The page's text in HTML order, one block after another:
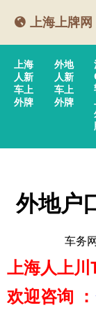
上海上牌网
上海
人新
车上
外牌
外地
人新
车上
外牌
外地户
车务
上海人上川
欢迎咨询 ：